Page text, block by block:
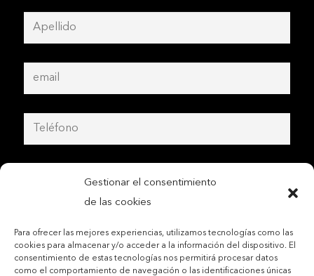
Gestionar el consentimiento
de las cookies
Para ofrecer las mejores experiencias, utilizamos tecnologías como las
cookies para almacenar y/o acceder a la información del dispositivo. El
consentimiento de estas tecnologías nos permitirá procesar datos
como el comportamiento de navegación o las identificaciones únicas